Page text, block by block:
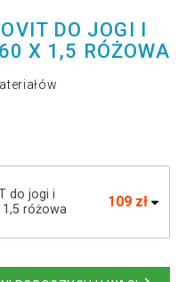
DO JOGI I
X 1,5 RÓŻOWA
do jogi i
różowa
109 zł
błękit królewski